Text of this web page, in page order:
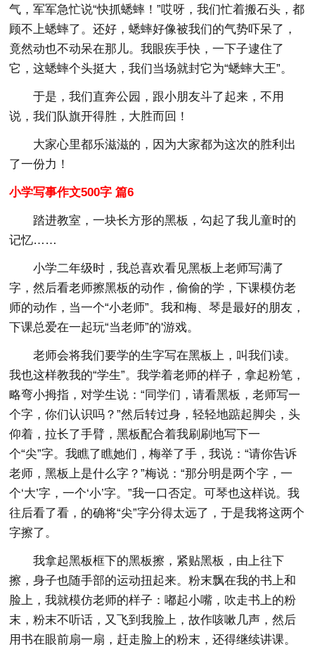
气，军军急忙说“快抓蟋蟀！”哎呀，我们忙着搬石头，都
顾不上蟋蟀了。还好，蟋蟀好像被我们的气势吓呆了，
竟然动也不动呆在那儿。我眼疾手快，一下子逮住了
它，这蟋蟀个头挺大，我们当场就封它为“蟋蟀大王”。
于是，我们直奔公园，跟小朋友斗了起来，不用
说，我们队旗开得胜，大胜而回！
大家心里都乐滋滋的，因为大家都为这次的胜利出
了一份力！
小学写事作文500字 篇6
踏进教室，一块长方形的黑板，勾起了我儿童时的
记忆……
小学二年级时，我总喜欢看见黑板上老师写满了
字，然后看老师擦黑板的动作，偷偷的学，下课模仿老
师的动作，当一个“小老师”。我和梅、琴是最好的朋友，
下课总爱在一起玩“当老师”的'游戏。
老师会将我们要学的生字写在黑板上，叫我们读。
我也这样教我的“学生”。我学着老师的样子，拿起粉笔，
略弯小拇指，对学生说：“同学们，请看黑板，老师写一
个字，你们认识吗？”然后转过身，轻轻地踮起脚尖，头
仰着，拉长了手臂，黑板配合着我刷刷地写下一
个“尖”字。我瞧了瞧她们，梅举了手，我说：“请你告诉
老师，黑板上是什么字？”梅说：“那分明是两个字，一
个‘大’字，一个‘小’字。”我一口否定。可琴也这样说。我
往后看了看，的确将“尖”字分得太远了，于是我将这两个
字擦了。
我拿起黑板框下的黑板擦，紧贴黑板，由上往下
擦，身子也随手部的运动扭起来。粉末飘在我的书上和
脸上，我就模仿老师的样子：嘟起小嘴，吹走书上的粉
末，粉末不听话，又飞到我脸上，故作咳嗽几声，然后
用书在眼前扇一扇，赶走脸上的粉末，还得继续讲课。